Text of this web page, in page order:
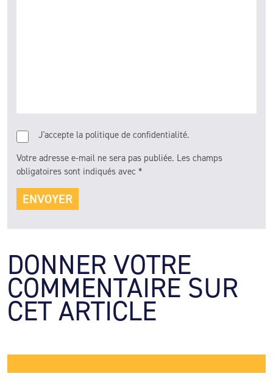
Votre adresse e-mail ne sera pas publiée. Les champs
obligatoires sont indiqués avec *
J'accepte la politique de confidentialité.
DONNER VOTRE
COMMENTAIRE SUR
CET ARTICLE